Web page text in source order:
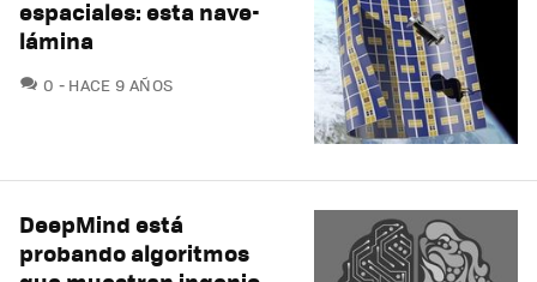
espaciales: esta nave-
lámina
0 COMENTARIOS
HACE 9 AÑOS
DeepMind está
probando algoritmos